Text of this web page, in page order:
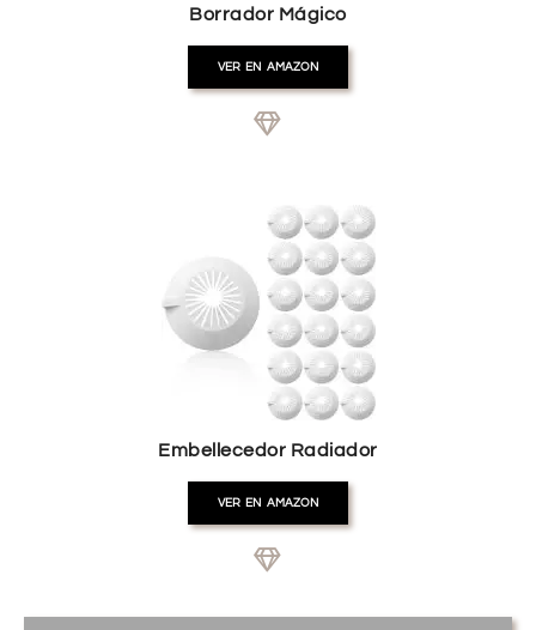
Borrador Mágico
VER EN AMAZON
Embellecedor Radiador
VER EN AMAZON